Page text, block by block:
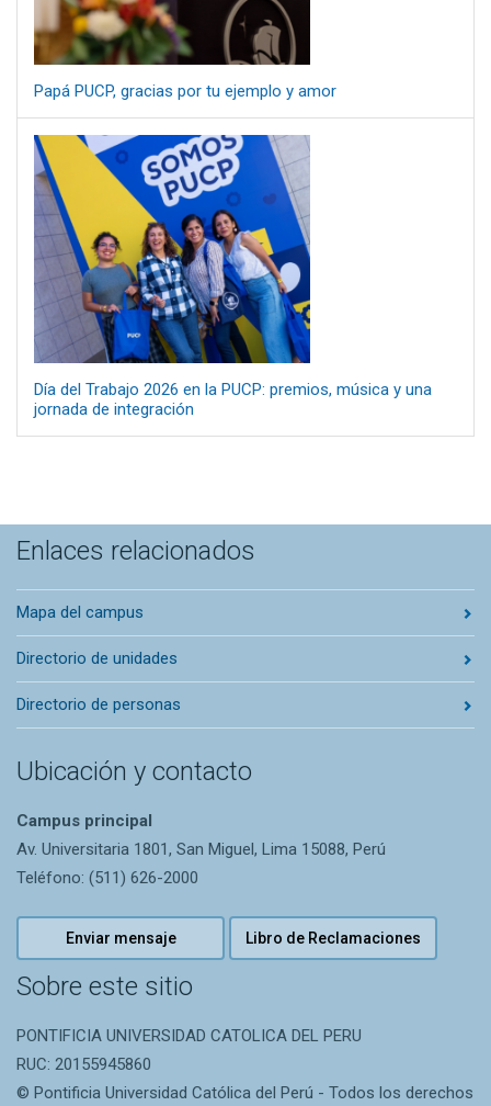
Papá PUCP, gracias por tu ejemplo y amor
Día del Trabajo 2026 en la PUCP: premios, música y una
jornada de integración
Enlaces relacionados
Mapa del campus
Directorio de unidades
Directorio de personas
Ubicación y contacto
Campus principal
Av. Universitaria 1801, San Miguel, Lima 15088, Perú
Teléfono: (511) 626-2000
Enviar mensaje Libro de Reclamaciones
Sobre este sitio
PONTIFICIA UNIVERSIDAD CATOLICA DEL PERU
RUC: 20155945860
© Pontificia Universidad Católica del Perú - Todos los derechos